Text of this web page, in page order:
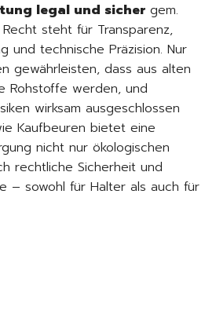
legal und sicher gem.
steht für Transparenz,
und technische Präzision. Nur
gewährleisten, dass aus alten
Rohstoffe werden, und
wirksam ausgeschlossen
Kaufbeuren bietet eine
nicht nur ökologischen
rechtliche Sicherheit und
– sowohl für Halter als auch für